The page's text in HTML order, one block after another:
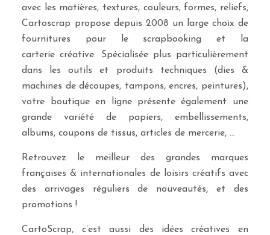
avec les matières, textures, couleurs, formes, reliefs,
Cartoscrap propose depuis 2008 un large choix de
fournitures pour le scrapbooking et la
carterie créative. Spécialisée plus particulièrement
dans les outils et produits techniques (dies &
machines de découpes, tampons, encres, peintures),
votre boutique en ligne présente également une
grande variété de papiers, embellissements,
albums, coupons de tissus, articles de mercerie, …
Retrouvez le meilleur des grandes marques
françaises & internationales de loisirs créatifs avec
des arrivages réguliers de nouveautés, et des
promotions !
CartoScrap, c’est aussi des idées créatives en